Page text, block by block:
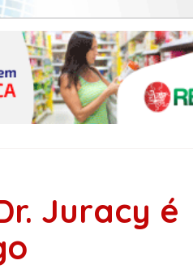
Juracy é